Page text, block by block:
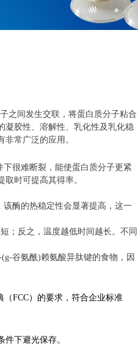
之间发生交联，将蛋白质分子粘合
凝胶性、溶解性、乳化性及乳化稳
常广泛的应用。
很难断裂，能使蛋白质分子更紧
时可提高其得率。
酶的热稳定性会显著提高，这一
；反之，温度越低时间越长。不同
(g-谷氨酰)赖氨酸异肽键的食物，因
（FCC）的要求，符合企业标准
下避光保存。